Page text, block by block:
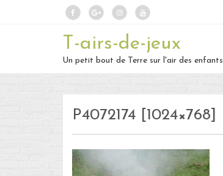
T-airs-de-jeux
Un petit bout de Terre sur l'air des enfants
P4072174 [1024×768]